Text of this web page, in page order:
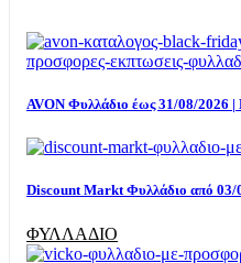
AVON Φυλλάδιο έως 31/08/2026
Discount Markt Φυλλάδιο από
ΦΥΛΛΑΔΙΟ